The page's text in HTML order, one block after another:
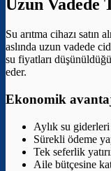
Uzun Vadede
Su arıtma cihazı satın
aslında uzun vadede
su fiyatları
eder.
Ekonomik
Aylık su
Sürekli ödeme
Tek seferlik
Aile bütçesine